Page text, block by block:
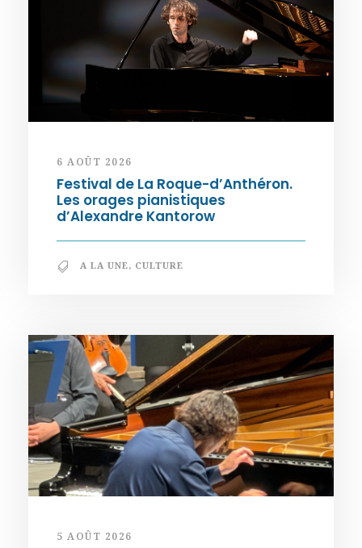
6 AOÛT 2026
Festival de La Roque-d’Anthéron.
Les orages pianistiques
d’Alexandre Kantorow
A LA UNE, CULTURE
5 AOÛT 2026